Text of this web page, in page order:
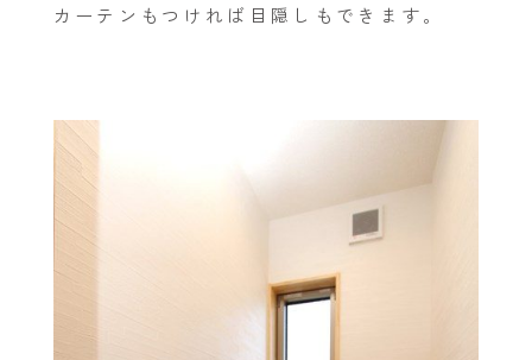
カーテンもつければ目隠しもできます。